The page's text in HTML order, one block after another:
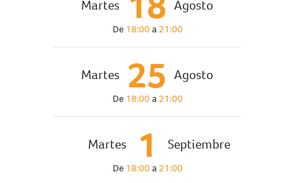
Martes Agosto
De 18:00a21:00
Martes 25 Agosto
De 18:00a21:00
Martes 1 Septiembre
De 18:00a21:00